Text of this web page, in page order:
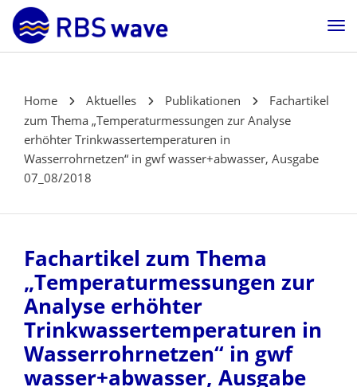
Home Aktuelles Publikationen
Fachartikel
zum Thema „Temperaturmessungen zur Analyse
erhöhter Trinkwassertemperaturen in
Wasserrohrnetzen“ in gwf wasser+abwasser, Ausgabe
07_08/2018
Fachartikel zum Thema
„Temperaturmessungen zur
Analyse erhöhter
Trinkwassertemperaturen in
Wasserrohrnetzen“ in gwf
wasser+abwasser, Ausgabe